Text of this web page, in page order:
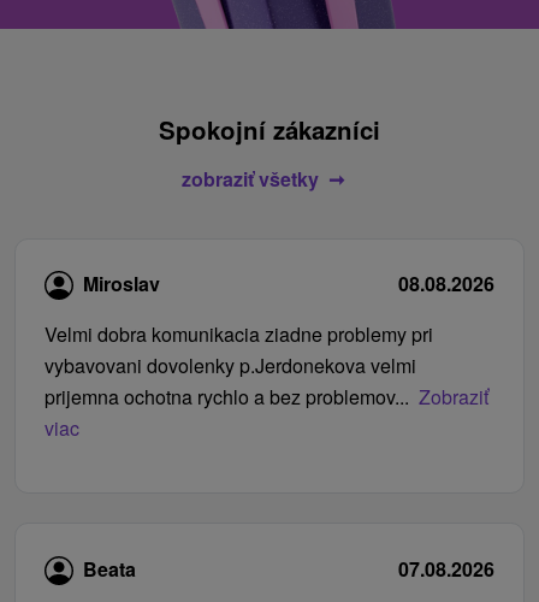
Spokojní zákazníci
zobraziť všetky
Miroslav
08.08.2026
Velmi dobra komunikacia ziadne problemy pri
vybavovani dovolenky p.Jerdonekova velmi
prijemna ochotna rychlo a bez problemov... Zobraziť
viac
Beata
07.08.2026